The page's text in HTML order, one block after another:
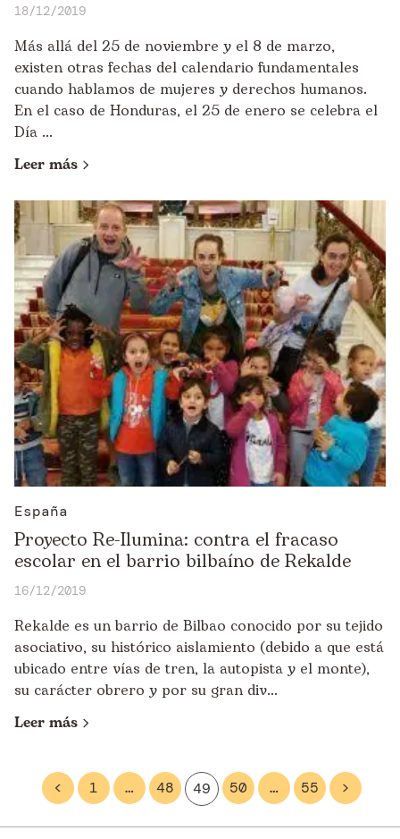
18/12/2019
Más allá del 25 de noviembre y el 8 de marzo,
existen otras fechas del calendario fundamentales
cuando hablamos de mujeres y derechos humanos.
En el caso de Honduras, el 25 de enero se celebra el
Día ...
Leer más
España
Proyecto Re-Ilumina: contra el fracaso
escolar en el barrio bilbaíno de Rekalde
16/12/2019
Rekalde es un barrio de Bilbao conocido por su tejido
asociativo, su histórico aislamiento (debido a que está
ubicado entre vías de tren, la autopista y el monte),
su carácter obrero y por su gran div...
Leer más
< 1 … 48 49 50 … 55 >